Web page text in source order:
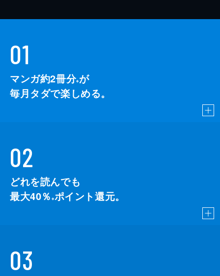
01
マンガ約2冊分※が
毎月タダで楽しめる。
02
どれを読んでも
最大40％ ※ポイント還元。
03